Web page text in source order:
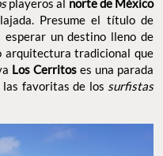
playeros al norte de México
Presume el título de
esperar un destino lleno de
arquitectura tradicional que
Los Cerritos es una parada
favoritas de los surfistas